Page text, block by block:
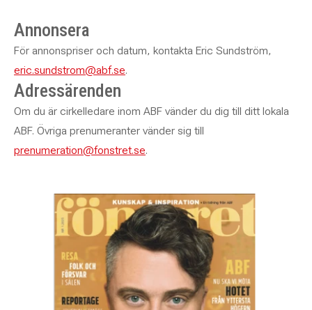
Annonsera
För annonspriser och datum, kontakta Eric Sundström,
eric.sundstrom@abf.se.
Adressärenden
Om du är cirkelledare inom ABF vänder du dig till ditt lokala
ABF. Övriga prenumeranter vänder sig till
prenumeration@fonstret.se.